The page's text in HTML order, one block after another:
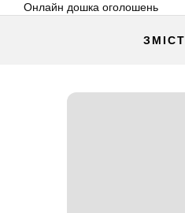
Онлайн дошка оголошень
ЗМІСТ